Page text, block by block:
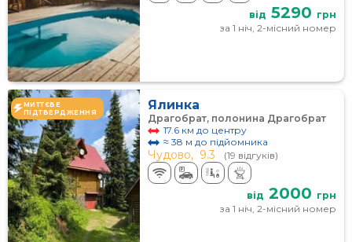
від 5290 грн
за 1 ніч, 2-місний номер
МИТТЄВЕ
ПІДТВЕРДЖЕННЯ
Ялинка
Драгобрат, полонина Драгобрат
17.6 км до центру
≈ 38 м до підйомника
Чудово, 9.3 (19 відгуків)
від 2000 грн
за 1 ніч, 2-місний номер